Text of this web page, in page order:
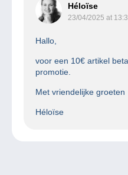
Héloïse
23/04/2025 at
Hallo,
voor een 10€ artikel
promotie.
Met vriendelijke groeten
Héloïse